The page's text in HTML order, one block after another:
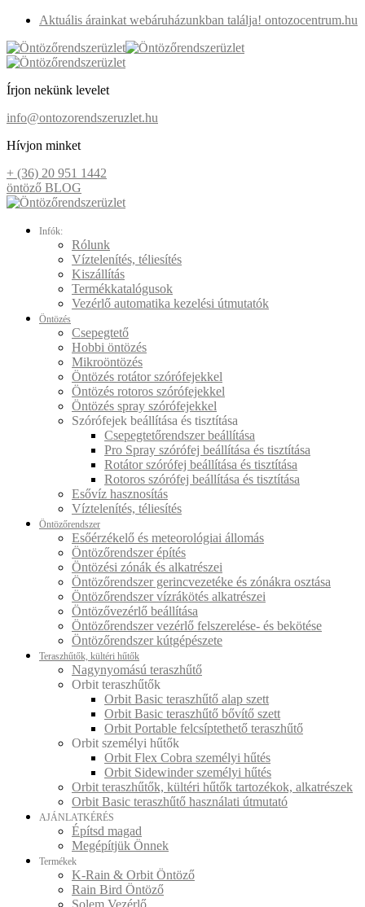
Aktuális árainkat webáruházunkban találja! ontozocentrum.hu
Írjon nekünk levelet
info@ontozorendszeruzlet.hu
Hívjon minket
+ (36) 20 951 1442
öntöző BLOG
Infók:
Rólunk
Víztelenítés, téliesítés
Kiszállítás
Termékkatalógusok
Vezérlő automatika kezelési útmutatók
Öntözés
Csepegtető
Hobbi öntözés
Mikroöntözés
Öntözés rotátor szórófejekkel
Öntözés rotoros szórófejekkel
Öntözés spray szórófejekkel
Szórófejek beállítása és tisztítása
Csepegtetőrendszer beállítása
Pro Spray szórófej beállítása és tisztítása
Rotátor szórófej beállítása és tisztítása
Rotoros szórófej beállítása és tisztítása
Esővíz hasznosítás
Víztelenítés, téliesítés
Öntözőrendszer
Esőérzékelő és meteorológiai állomás
Öntözőrendszer építés
Öntözési zónák és alkatrészei
Öntözőrendszer gerincvezetéke és zónákra osztása
Öntözőrendszer vízrákötés alkatrészei
Öntözővezérlő beállítása
Öntözőrendszer vezérlő felszerelése- és bekötése
Öntözőrendszer kútgépészete
Teraszhűtők, kültéri hűtők
Nagynyomású teraszhűtő
Orbit teraszhűtők
Orbit Basic teraszhűtő alap szett
Orbit Basic teraszhűtő bővítő szett
Orbit Portable felcsíptethető teraszhűtő
Orbit személyi hűtők
Orbit Flex Cobra személyi hűtés
Orbit Sidewinder személyi hűtés
Orbit teraszhűtők, kültéri hűtők tartozékok, alkatrészek
Orbit Basic teraszhűtő használati útmutató
AJÁNLATKÉRÉS
Építsd magad
Megépítjük Önnek
Termékek
K-Rain & Orbit Öntöző
Rain Bird Öntöző
Solem Vezérlő